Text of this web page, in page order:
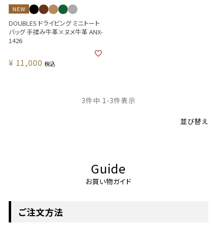
NEW
DOUBLES ドライビング ミニトート
バッグ 手揉み牛革×ヌメ牛革 ANX-
1426
¥ 11,000 税込
並び替え
3件中 1-3件表示
Guide
お買い物ガイド
ご注文方法